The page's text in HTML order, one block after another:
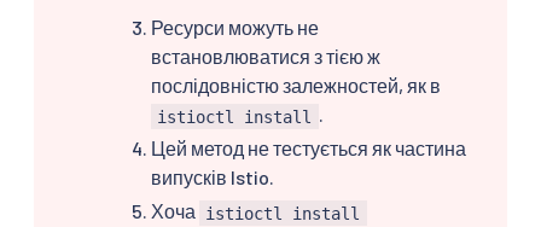
Ресурси можуть не
встановлюватися з тією ж
послідовністю залежностей, як в
istioctl install
.
Цей метод не тестується як частина
випусків Istio.
Хоча
istioctl install